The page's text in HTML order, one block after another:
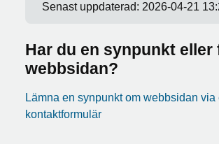
Senast uppdaterad: 2026-04-21
Har du en synpunkt eller
webbsidan?
Lämna en synpunkt om webbsidan via
kontaktformulär